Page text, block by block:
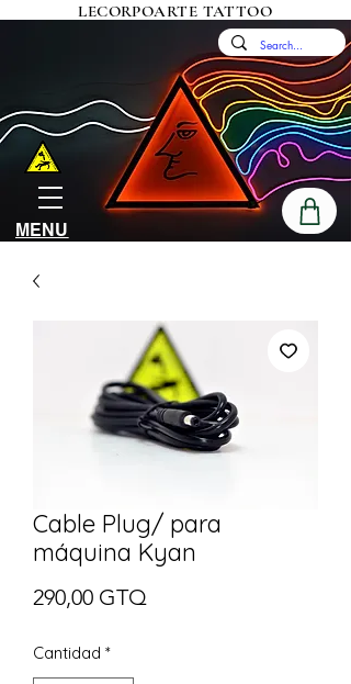
MENU
LECORPOARTE
Cable Plug/ para
máquina Kyan
290,00 GTQ
Cantidad *